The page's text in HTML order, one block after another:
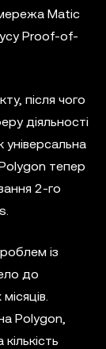
Matic
Proof-of-
після чого
діяльності
тепер
2-го
із
до
Polygon,